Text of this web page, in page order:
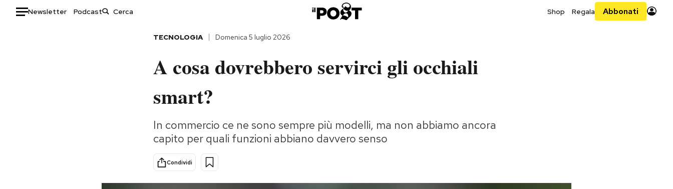
Newsletter Podcast Shop Regala Abbonati
Storie/Idee
Ok Boomer!
Altrecose
TECNOLOGIA Domenica 5 luglio 2026
A cosa dovrebbero servirci gli occhiali
smart?
In commercio ce ne sono sempre più modelli, ma non abbiamo ancora
capito per quali funzioni abbiano davvero senso
Condividi